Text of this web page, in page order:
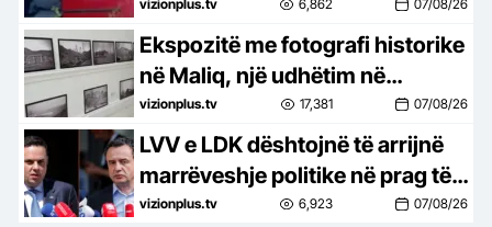
pasi nuk i punuan frenat, 7 të
plagosur, 2 në gjendje rë rëndë
vizionplus.tv 6,862 07/08/26
Ekspozitë me fotografi historike
në Maliq, një udhëtim në
kujtesën e Luftës Italo-Greke
vizionplus.tv 17,381 07/08/26
LVV e LDK dështojnë të arrijnë
marrëveshje politike në prag të
mbarimit të afatit kushtetues
vizionplus.tv 6,923 07/08/26